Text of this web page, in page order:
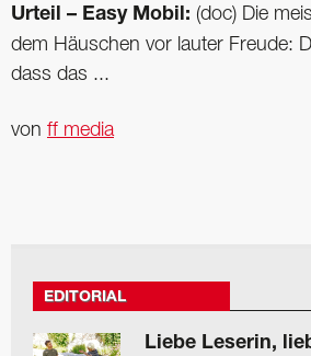
Urteil – Easy Mobil: (doc) Die
dem Häuschen vor lauter Freude:
dass das ...
von ff media
EDITORIAL
Liebe Leserin,